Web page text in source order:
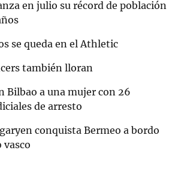
en julio su récord de población
se queda en el Athletic
también lloran
Bilbao a una mujer con 26
de arresto
conquista Bermeo a bordo
vasco